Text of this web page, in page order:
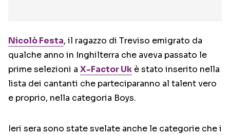
Nicolò Festa, il ragazzo di Treviso emigrato da
qualche anno in Inghilterra che aveva passato le
prime selezioni a X-Factor Uk è stato inserito nella
lista dei cantanti che parteciparanno al talent vero
e proprio, nella categoria Boys.
Ieri sera sono state svelate anche le categorie che i